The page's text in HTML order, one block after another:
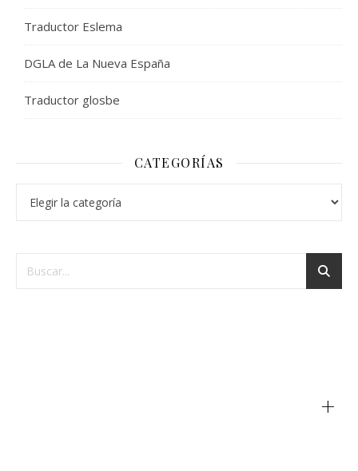
Traductor Eslema
DGLA de La Nueva España
Traductor glosbe
CATEGORÍAS
+